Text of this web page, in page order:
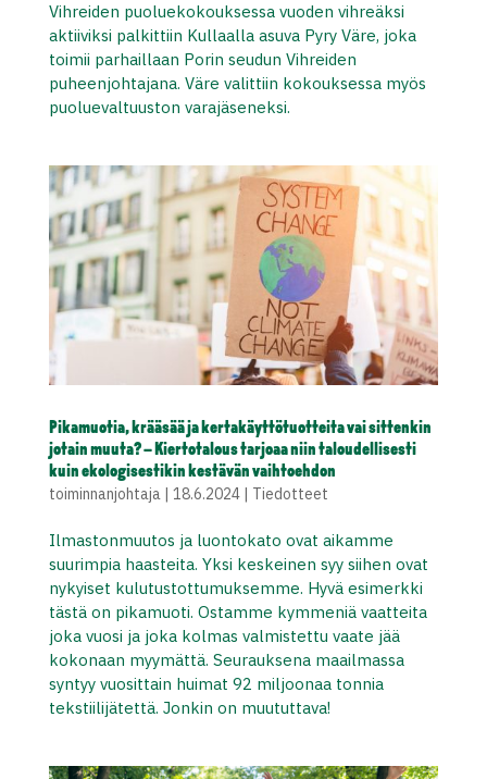
Vihreiden puoluekokouksessa vuoden vihreäksi
aktiiviksi palkittiin Kullaalla asuva Pyry Väre, joka
toimii parhaillaan Porin seudun Vihreiden
puheenjohtajana. Väre valittiin kokouksessa myös
puoluevaltuuston varajäseneksi.
Pikamuotia, krääsää ja kertakäyttötuotteita vai sittenkin
jotain muuta? – Kiertotalous tarjoaa niin taloudellisesti
kuin ekologisestikin kestävän vaihtoehdon
toiminnanjohtaja | 18.6.2024| Tiedotteet
Ilmastonmuutos ja luontokato ovat aikamme
suurimpia haasteita. Yksi keskeinen syy siihen ovat
nykyiset kulutustottumuksemme. Hyvä esimerkki
tästä on pikamuoti. Ostamme kymmeniä vaatteita
joka vuosi ja joka kolmas valmistettu vaate jää
kokonaan myymättä. Seurauksena maailmassa
syntyy vuosittain huimat 92 miljoonaa tonnia
tekstiilijätettä. Jonkin on muututtava!